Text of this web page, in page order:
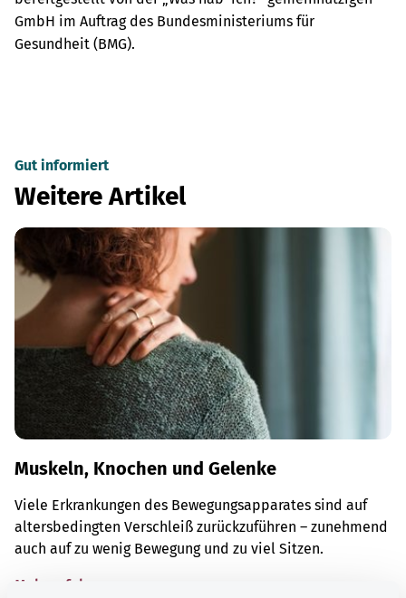
GmbH im Auftrag des Bundesministeriums für
Gesundheit (BMG).
Gut informiert
Weitere Artikel
Muskeln, Knochen und Gelenke
Viele Erkrankungen des Bewegungsapparates sind auf
altersbedingten Verschleiß zurückzuführen – zunehmend
auch auf zu wenig Bewegung und zu viel Sitzen.
Mehr erfahren